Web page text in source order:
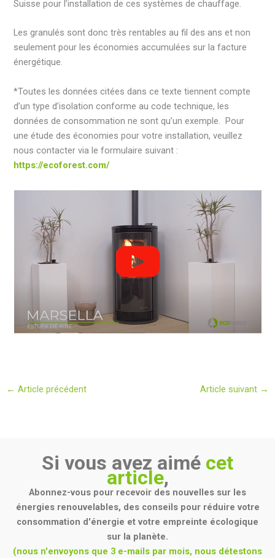
Suisse pour l’installation de ces systèmes de chauffage.
Les granulés sont donc très rentables au fil des ans et non
seulement pour les économies accumulées sur la facture
énergétique.
*Toutes les données citées dans ce texte tiennent compte
d’un type d’isolation conforme au code technique, les
données de consommation ne sont qu’un exemple. Pour
une étude des économies pour votre installation, veuillez
nous contacter via le formulaire suivant :
https://ecoforest.com/
← Article précédent Article suivant →
Si vous avez aimé cet
article,
Abonnez-vous pour recevoir des nouvelles sur les
énergies renouvelables, des conseils pour réduire votre
consommation d'énergie et votre empreinte écologique
sur la planète.
(nous n'envoyons que 3 e-mails par mois, nous détestons